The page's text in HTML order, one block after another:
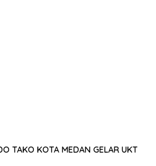
TAKO KOTA MEDAN GELAR UKT